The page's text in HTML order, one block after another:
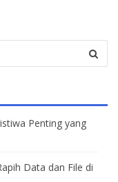
Penting yang
Data dan File di